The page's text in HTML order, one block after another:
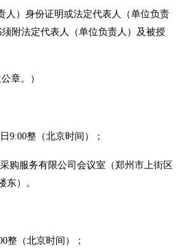
人）身份证明或法定代表人（单位负责
附法定代表人（单位负责人）及被授
章。）
日 9:00整 （北京时间）；
购服务有限公司会议室（郑州市上街区
东）。
整 （北京时间）；